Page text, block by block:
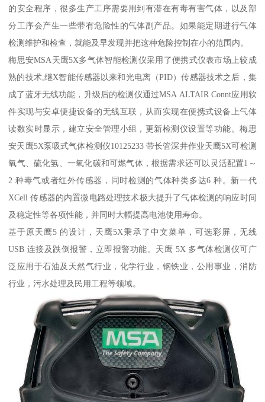
的安全程序，很多生产工序需要用到有潜在有毒有害气体，以及部
分工序会产生一些带有危险性的气体副产品。如果能定期进行气体
检测维护和检查，就能及早发现并把这种危险控制在小的范围内。
梅思安MSA天鹰5X多气体智能检测仪采用了便携式仪表市场上较成
熟的技术,继X智能传感器以来和光电离（PID）传感器技术之后，集
成了蓝牙无线功能，升级后的检测仪通过MSA ALTAIR Connt应用软
件实现与安卓便捷设备的无线互联，从而实现在便携式设备上气体
读数实时显示，建立安全管理小组，更新检测仪设置等功能。梅思
安天鹰5X泵吸式气体检测仪10125233 带长管深井作业天鹰5X可检测
氧气、硫化氢、一氧化碳和可燃气体，根据需求还可以灵活配置1～
2 种毒气或者红外传感器，同时检测的气体种类多达6 种。新一代
XCell 传感器的内置微电路处理技术极大提升了气体检测的响应时间
及稳定性等各项性能，并同时大幅提高电池使用寿命。
基于原天鹰5 的设计，天鹰5X秉承了中文菜单，可选彩屏，无线
USB 连接及跌倒报警，立即报警功能。天鹰 5X 多气体检测仪可广
泛应用于石油及天然气行业，化学行业，钢铁业，公用事业，消防
行业，污水处理及民用工程等领域。